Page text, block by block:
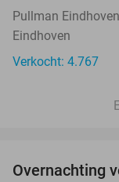
Pullman
Eindhoven
Verkocht: 4.767
Overnachting